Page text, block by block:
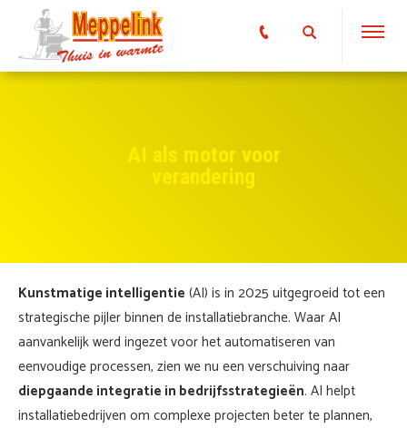
AI als motor voor
verandering
Kunstmatige intelligentie (AI) is in 2025 uitgegroeid tot een
strategische pijler binnen de installatiebranche. Waar AI
aanvankelijk werd ingezet voor het automatiseren van
eenvoudige processen, zien we nu een verschuiving naar
diepgaande integratie in bedrijfsstrategieën. AI helpt
installatiebedrijven om complexe projecten beter te plannen,